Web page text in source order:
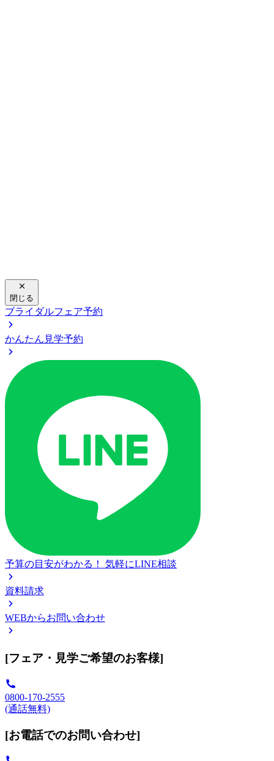
閉じる
ブライダルフェア予約
かんたん見学予約
予算の目安がわかる！ 気軽にLINE相談
資料請求
WEBからお問い合わせ
[フェア・見学ご希望のお客様]
0800-170-2555
(通話無料)
[お電話でのお問い合わせ]